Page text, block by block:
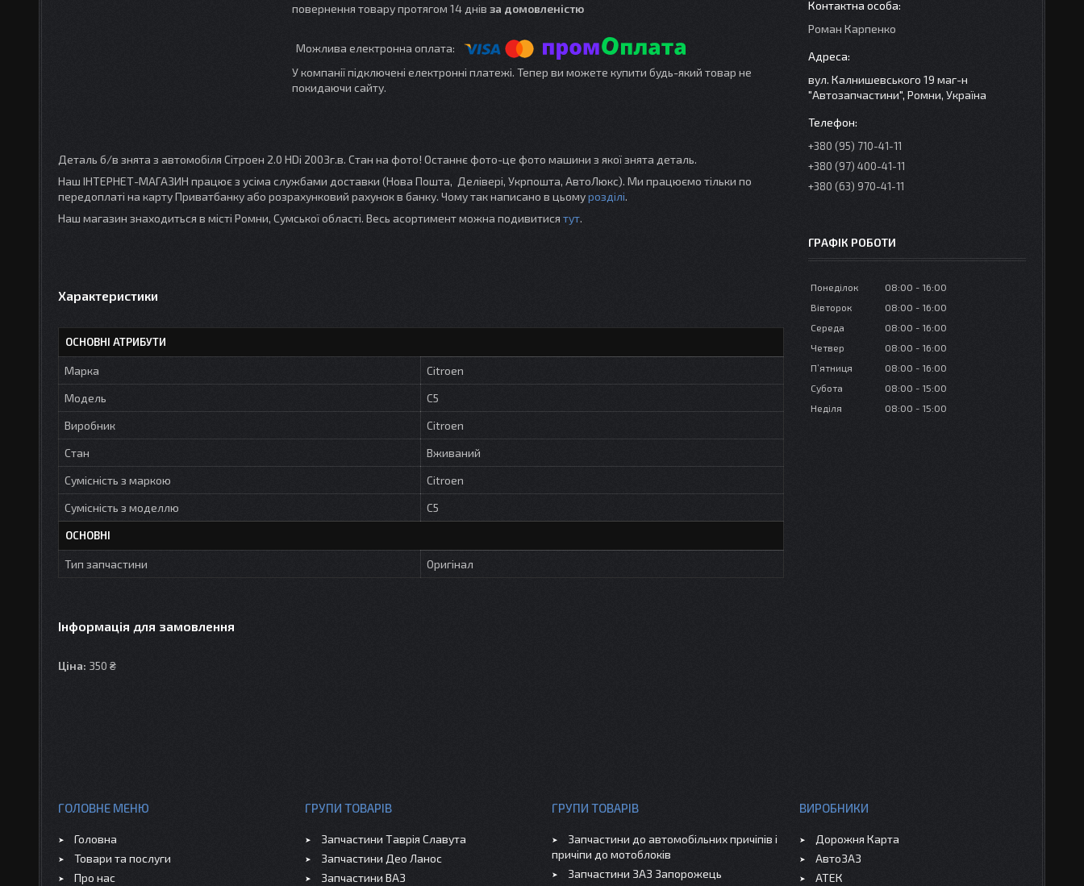
повернення товару протягом 14 днів за домовленістю
У компанії підключені електронні платежі. Тепер ви можете купити будь-який товар не
покидаючи сайту.
Деталь б/в знята з автомобіля Сітроен 2.0 HDi 2003г.в. Стан на фото! Останнє фото-це фото машини з якої знята деталь.
Наш ІНТЕРНЕТ-МАГАЗИН працює з усіма службами доставки (Нова Пошта, Делівері, Укрпошта, АвтоЛюкс). Ми працюємо тільки по
передоплаті на карту Приватбанку або розрахунковий рахунок в банку. Чому так написано в цьомурозділі.
Наш магазин знаходиться в місті Ромни, Сумської області. Весь асортимент можна подивитися тут.
Характеристики
ОСНОВНІ АТРИБУТИ
Марка
Citroen
Модель
C5
Виробник
Citroen
Стан
Вживаний
Сумісність з маркою
Citroen
Сумісність з моделлю
C5
ОСНОВНІ
Тип запчастини Оригінал
Інформація для замовлення
Ціна: 350 ₴
Роман Карпенко
вул. Калнишевського 19 маг-н
"Автозапчастини", Ромни, Україна
+380 (95) 710-41-11
+380 (97) 400-41-11
+380 (63) 970-41-11
ГРАФІК РОБОТИ
Понеділок 08:00
16:00
Вівторок
08:00
16:00
Середа
08:00
16:00
Четвер
08:00
16:00
Пʼятниця
08:00
16:00
Субота
08:00
15:00
Неділя
08:00 15:00
ГОЛОВНЕ МЕНЮ
Головна
Товари та послуги
Про нас
ГРУПИ ТОВАРІВ
Запчастини Таврія Славута
Запчастини Део Ланос
Запчастини ВАЗ
ГРУПИ ТОВАРІВ
Запчастини до автомобільних причіпів і
причіпи до мотоблоків
Запчастини ЗАЗ Запорожець
ВИРОБНИКИ
Дорожня Карта
АвтоЗАЗ
АТЕК